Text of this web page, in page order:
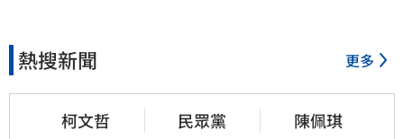
熱搜新聞 更多
柯文哲 民眾黨 陳佩琪